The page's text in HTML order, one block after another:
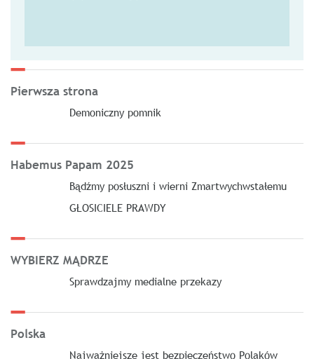
Pierwsza strona
Demoniczny pomnik
Habemus Papam 2025
Bądźmy posłuszni i wierni Zmartwychwstałemu
GŁOSICIELE PRAWDY
WYBIERZ MĄDRZE
Sprawdzajmy medialne przekazy
Polska
Najważniejsze jest bezpieczeństwo Polaków